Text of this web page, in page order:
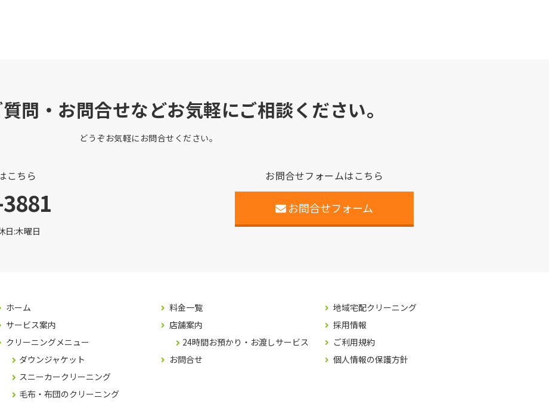
問・お問合せなどお気軽にご相談ください。
どうぞお気軽にお問合せください。
こちら
日:木曜日
お問合せフォームはこちら
お問合せフォーム
ホーム
サービス案内
クリーニングメニュー
ダウンジャケット
スニーカークリーニング
毛布・布団のクリーニング
料金一覧
店舗案内
24時間お預かり・お渡しサービス
お問合せ
地域宅配クリーニング
採用情報
ご利用規約
個人情報の保護方針